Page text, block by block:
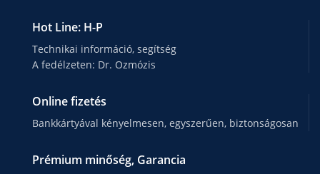
Hot Line: H-P
Technikai információ, segítség
A fedélzeten: Dr. Ozmózis
Online fizetés
Bankkártyával kényelmesen, egyszerűen, biztonságosan
Prémium minőség, Garancia